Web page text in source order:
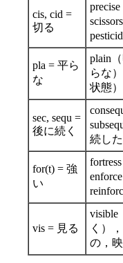
cis, cid =
切る
pla = 平ら
な
plain
らな
状態）
sec, sequ =
後に続く
続した
for(t) = 強
い
vis = 見る
visible
く）
の，